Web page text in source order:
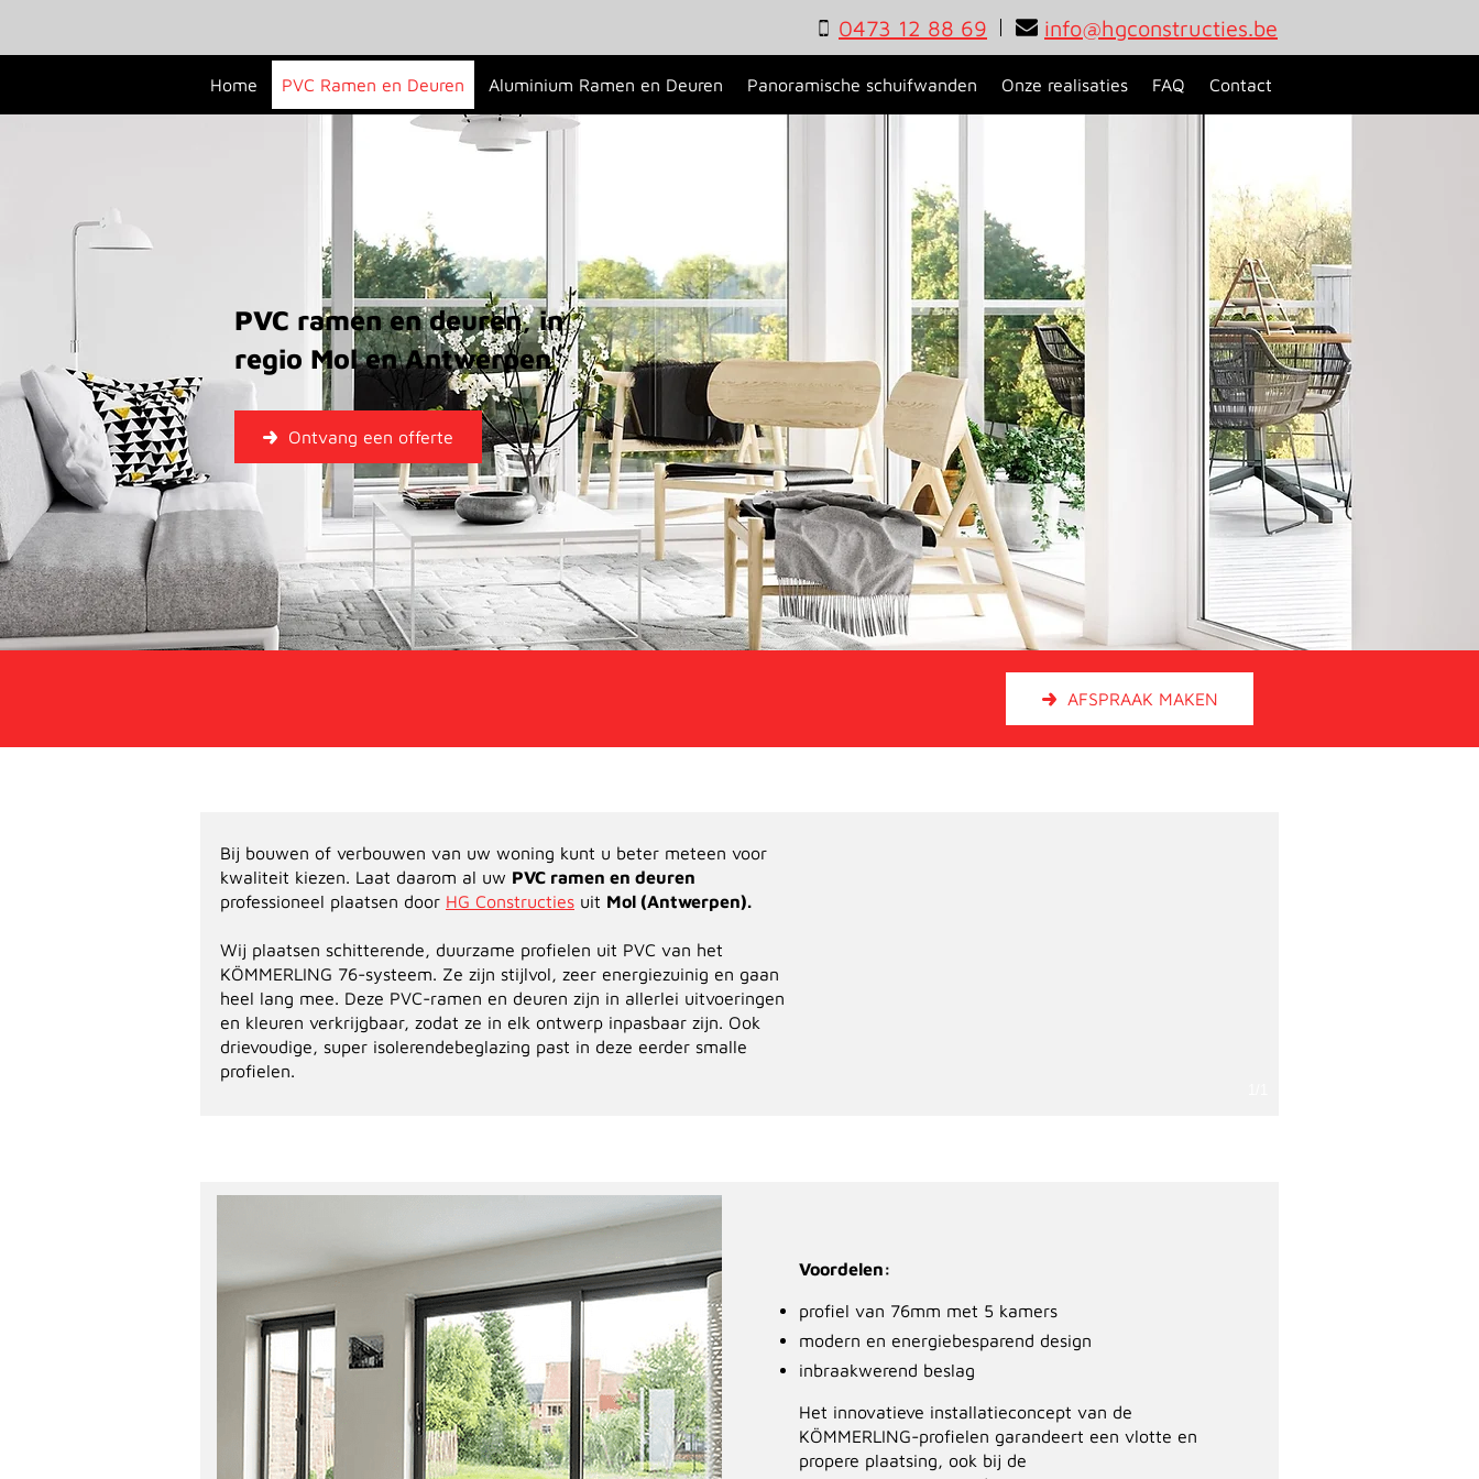
0473 12 88 69 info@hgconstructies.be
Home PVC Ramen en Deuren Aluminium Ramen en Deuren Panoramische schuifwanden Onze realisaties FAQ Contact
PVC ramen en deuren, in
regio Mol en Antwerpen
Ontvang een offerte
AFSPRAAK MAKEN
Bij bouwen of verbouwen van uw woning kunt u beter meteen voor
kwaliteit kiezen. Laat daarom al uw PVC ramen en deuren
professioneel plaatsen door HG Constructies uit Mol (Antwerpen).
Wij plaatsen schitterende, duurzame profielen uit PVC van het
KÖMMERLING 76-systeem. Ze zijn stijlvol, zeer energiezuinig en gaan
heel lang mee. Deze PVC-ramen en deuren zijn in allerlei uitvoeringen
en kleuren verkrijgbaar, zodat ze in elk ontwerp inpasbaar zijn. Ook
drievoudige, super isolerendebeglazing past in deze eerder smalle
profielen.
Voordelen:
profiel van 76mm met 5 kamers
modern en energiebesparend design
inbraakwerend beslag
Het innovatieve installatieconcept van de
KÖMMERLING-profielen garandeert een vlotte en
propere plaatsing, ook bij de